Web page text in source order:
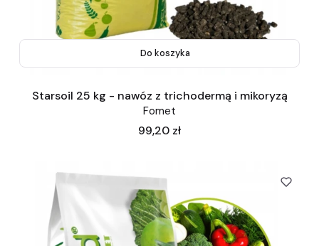
Do koszyka
Starsoil 25 kg - nawóz z trichodermą i mikoryzą
Fomet
Cena
99,20 zł